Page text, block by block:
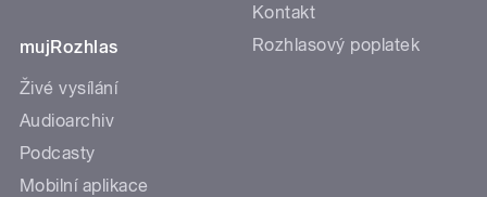
mujRozhlas
Živé vysílání
Audioarchiv
Podcasty
Mobilní aplikace
Kontakt
Rozhlasový poplatek